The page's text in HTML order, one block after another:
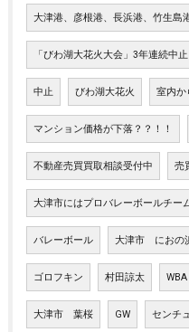
大津港、彦根港、長浜港、竹生島
「びわ湖大花火大会」3年連続中止
中止 びわ湖大花火 室内か
マンション価格が下落？？！！
不動産売買買取相談受付中 売
大津市にはプロバレーボールチー
バレーボール 大津市 におの
ゴロフキン 村田諒太 WBA
大津市 葉桜 GW センチ